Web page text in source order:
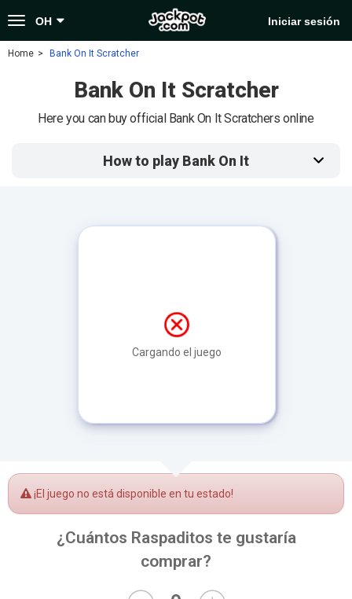
Toggle
navigation
OH Iniciar sesión
Home Bank On It Scratcher
Bank On It Scratcher
Here you can buy official Bank On It Scratchers online
How to play Bank On It
Cargando el juego
¡El juego no está disponible en tu estado!
¿Cuántos Raspaditos te gustaría
comprar?